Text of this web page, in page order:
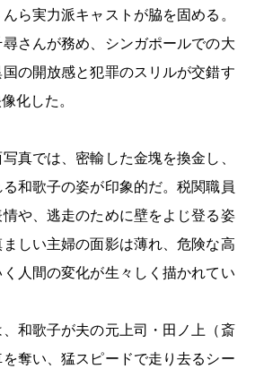
ら実力派キャストが脇を固める。
さんが務め、シンガポールでの大
の開放感と犯罪のスリルが交錯す
化した。
真では、密輸した金塊を換金し、
和歌子の姿が印象的だ。税関職員
や、逃走のために壁をよじ登る姿
しい主婦の面影は薄れ、危険な高
人間の変化が生々しく描かれてい
和歌子が夫の元上司・田ノ上（斎
奪い、猛スピードで走り去るシー